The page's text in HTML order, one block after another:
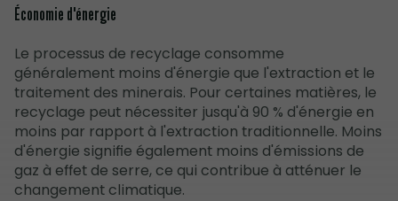
Économie d'énergie
Le processus de recyclage consomme
généralement moins d'énergie que l'extraction et le
traitement des minerais. Pour certaines matières, le
recyclage peut nécessiter jusqu'à 90 % d'énergie en
moins par rapport à l'extraction traditionnelle. Moins
d'énergie signifie également moins d'émissions de
gaz à effet de serre, ce qui contribue à atténuer le
changement climatique.